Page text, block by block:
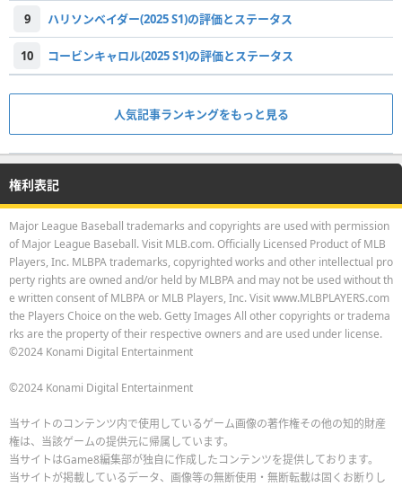
9 ハリソンベイダー(2025 S1)の評価とステータス
10 コービンキャロル(2025 S1)の評価とステータス
人気記事ランキングをもっと見る
権利表記
Major League Baseball trademarks and copyrights are used with permission
of Major League Baseball. Visit MLB.com. Officially Licensed Product of MLB
Players, Inc. MLBPA trademarks, copyrighted works and other intellectual pro
perty rights are owned and/or held by MLBPA and may not be used without th
e written consent of MLBPA or MLB Players, Inc. Visit www.MLBPLAYERS.com
the Players Choice on the web. Getty Images All other copyrights or tradema
rks are the property of their respective owners and are used under license.
©2024 Konami Digital Entertainment
©2024 Konami Digital Entertainment
当サイトのコンテンツ内で使用しているゲーム画像の著作権その他の知的財産
権は、当該ゲームの提供元に帰属しています。
当サイトはGame8編集部が独自に作成したコンテンツを提供しております。
当サイトが掲載しているデータ、画像等の無断使用・無断転載は固くお断りし